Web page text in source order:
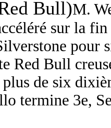
M.
sur la
pour
Red Bull
plus de six
termine 3e,